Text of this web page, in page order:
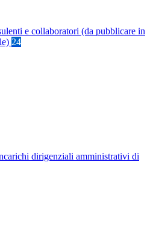
e collaboratori (da pubblicare in
24
dirigenziali amministrativi di